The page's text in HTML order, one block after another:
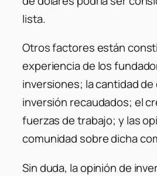
lista.
Otros factores están
experiencia de los
inversiones; la cantidad
inversión recaudados; el
fuerzas de trabajo; y las
comunidad sobre dicha
Sin duda, la opinión de